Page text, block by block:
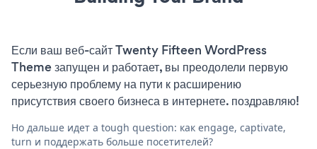
Если ваш веб-сайт Twenty Fifteen WordPress
Theme запущен и работает, вы преодолели первую
серьезную проблему на пути к расширению
присутствия своего бизнеса в интернете. поздравляю!
Но дальше идет a tough question: как engage, captivate,
turn и поддержать больше посетителей?